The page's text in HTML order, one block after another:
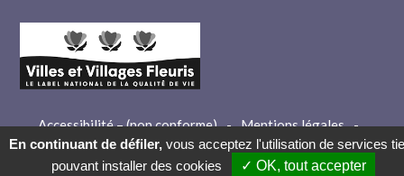
Accessibilité – (non conforme) - Mentions légales -
Crédits
- Contact
En continuant de défiler, vous acceptez l'utilisation de services
pouvant installer des cookies
✓ OK, tout accepter